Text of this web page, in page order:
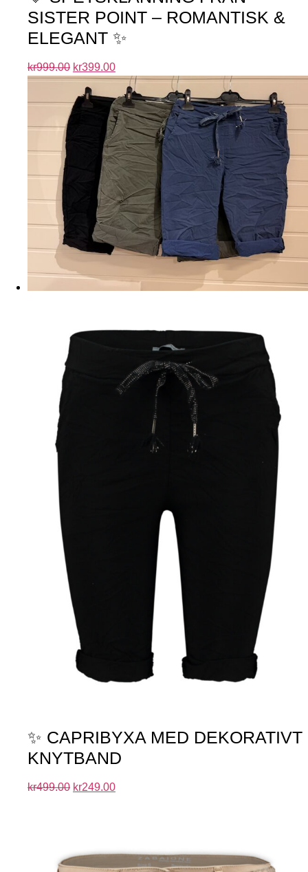
SISTER POINT – ROMANTISK &
ELEGANT ✨
kr999.00 kr399.00
✨ CAPRIBYXA MED DEKORATIVT
KNYTBAND
kr499.00 kr249.00